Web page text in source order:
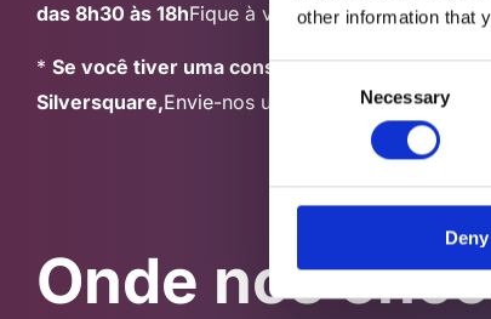
other information that
Consent
Selection
Necessary
Deny
das 8h30 às 18hFique à vontade, iremos buscá-
* Se você tiver uma consulta fora do horário
Silversquare,Envie-nos um e-mail quando
Onde nos